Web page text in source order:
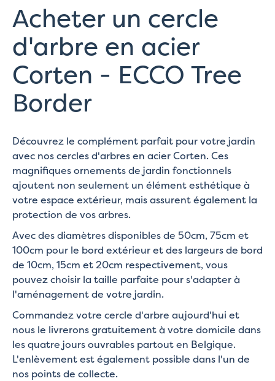
Acheter un cercle
d'arbre en acier
Corten - ECCO Tree
Border
Découvrez le complément parfait pour votre jardin
avec nos cercles d'arbres en acier Corten. Ces
magnifiques ornements de jardin fonctionnels
ajoutent non seulement un élément esthétique à
votre espace extérieur, mais assurent également la
protection de vos arbres.
Avec des diamètres disponibles de 50cm, 75cm et
100cm pour le bord extérieur et des largeurs de bord
de 10cm, 15cm et 20cm respectivement, vous
pouvez choisir la taille parfaite pour s'adapter à
l'aménagement de votre jardin.
Commandez votre cercle d'arbre aujourd'hui et
nous le livrerons gratuitement à votre domicile dans
les quatre jours ouvrables partout en Belgique.
L'enlèvement est également possible dans l'un de
nos points de collecte.